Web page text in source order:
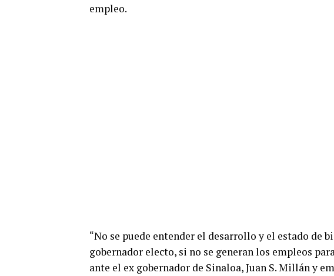
empleo.
“No se puede entender el desarrollo y el estado de
gobernador electo, si no se generan los empleos
ante el ex gobernador de Sinaloa, Juan S. Millán y